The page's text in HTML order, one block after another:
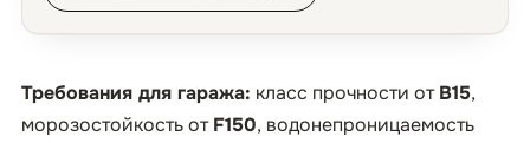
Требования для гаража: класс прочности отB15,
морозостойкость отF150, водонепроницаемость